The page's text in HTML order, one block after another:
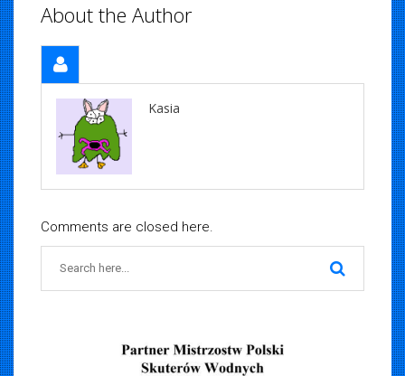
About the Author
Kasia
Comments are closed here.